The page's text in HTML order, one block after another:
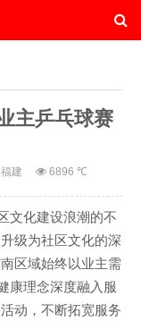
主乒乓球赛
建 6896 ℃
文化建设浪潮的不
级为社区文化的深
区域始终以业主需
康理念深度融入服
动，不断拓宽服务